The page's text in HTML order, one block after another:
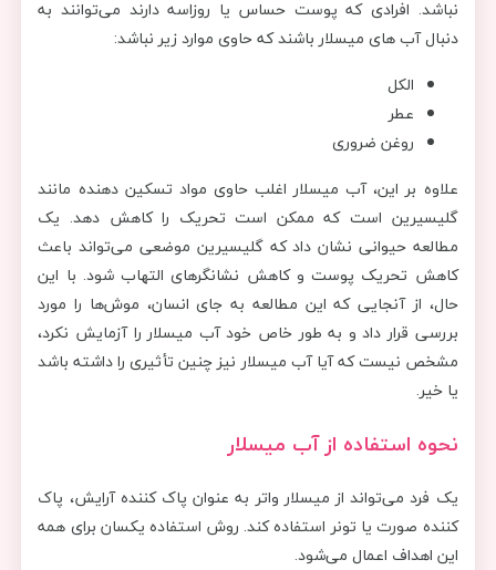
نباشد. افرادی که پوست حساس یا روزاسه دارند می‌توانند به
دنبال آب های میسلار باشند که حاوی موارد زیر نباشد:
الکل
عطر
روغن ضروری
علاوه بر این، آب میسلار اغلب حاوی مواد تسکین دهنده مانند
گلیسیرین است که ممکن است تحریک را کاهش دهد. یک
مطالعه حیوانی نشان داد که گلیسیرین موضعی می‌تواند باعث
کاهش تحریک پوست و کاهش نشانگرهای التهاب شود. با این
حال، از آنجایی که این مطالعه به جای انسان، موش‌ها را مورد
بررسی قرار داد و به طور خاص خود آب میسلار را آزمایش نکرد،
مشخص نیست که آیا آب میسلار نیز چنین تأثیری را داشته باشد
یا خیر.
نحوه استفاده از آب میسلار
یک فرد می‌تواند از میسلار واتر به عنوان پاک کننده آرایش، پاک
کننده صورت یا تونر استفاده کند. روش استفاده یکسان برای همه
این اهداف اعمال می‌شود.